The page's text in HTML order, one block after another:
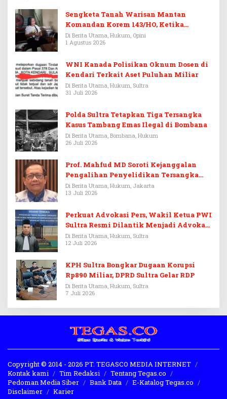
Sengketa Tanah Warisan Mantan
Komandan Korem 143/HO, Ketika
Warisan Menjadi Arena Pemerasan
Di Berita Utama, Hukum, Opini
1 Agustus 2026
WNI Kanada Polisikan Oknum Dosen di
Kendari Terkait Aset Puluhan Miliar
Di Berita Utama, Hukum, Sultra
31 Juli 2026
Polda Sultra Tetapkan Tiga Tersangka
Kasus Tambang Emas Ilegal di Bombana
Di Berita Utama, Bombana, Hukum
26 Juli 2026
Prof. Mahfud MD Soroti Kejanggalan
Pengalihan Penyelidikan Tersangka
Febrie Adriansyah
Di Berita Utama, Hukum, Jakarta
13 Juli 2026
Perkuat Advokasi Pers, Wakil Ketua PWI
Sultra Resmi Dilantik Menjadi Advokat
PERADI
Di Berita Utama, Hukum, Sultra
12 Juli 2026
KPH Sultra Bongkar Dugaan Korupsi
Rp890 Miliar, DPRD Sultra Gelar RDP
Di Berita Utama, Hukum, Sultra
7 Juli 2026
Copyright © 2014 - 2026 PT. TEGASCO MEDIA INTERNET
Kontak kami
Tim Redaksi
Tentang Tegas.co
Pedoman Media Siber
Bank Data
E-Katalog Tegas.co
Disclaimer
Karier